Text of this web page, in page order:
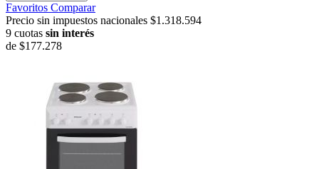
Favoritos Comparar
Precio sin impuestos nacionales $1.318.594
9 cuotas sin interés
de $177.278